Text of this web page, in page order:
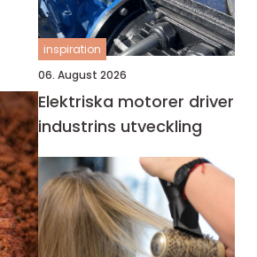
inspiration
06. August 2026
Elektriska motorer driver
industrins utveckling